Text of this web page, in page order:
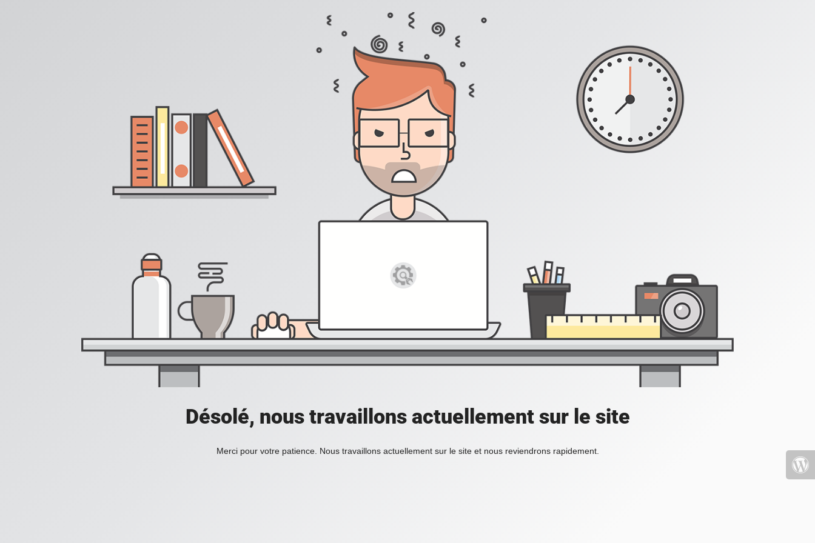
Désolé, nous travaillons actuellement sur le site
Merci pour votre patience. Nous travaillons actuellement sur le site et nous reviendrons rapidement.